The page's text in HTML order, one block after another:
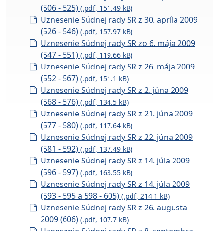
(506 - 525) (.pdf, 151.49 kB)
Uznesenie Súdnej rady SR z 30. apríla 2009
(526 - 546) (.pdf, 157.97 kB)
Uznesenie Súdnej rady SR zo 6. mája 2009
(547 - 551) (.pdf, 119.66 kB)
Uznesenie Súdnej rady SR z 26. mája 2009
(552 - 567) (.pdf, 151.1 kB)
Uznesenie Súdnej rady SR z 2. júna 2009
(568 - 576) (.pdf, 134.5 kB)
Uznesenie Súdnej rady SR z 21. júna 2009
(577 - 580) (.pdf, 117.64 kB)
Uznesenie Súdnej rady SR z 22. júna 2009
(581 - 592) (.pdf, 137.49 kB)
Uznesenie Súdnej rady SR z 14. júla 2009
(596 - 597) (.pdf, 163.55 kB)
Uznesenie Súdnej rady SR z 14. júla 2009
(593 - 595 a 598 - 605) (.pdf, 214.1 kB)
Uznesenie Súdnej rady SR z 26. augusta
2009 (606) (.pdf, 107.7 kB)